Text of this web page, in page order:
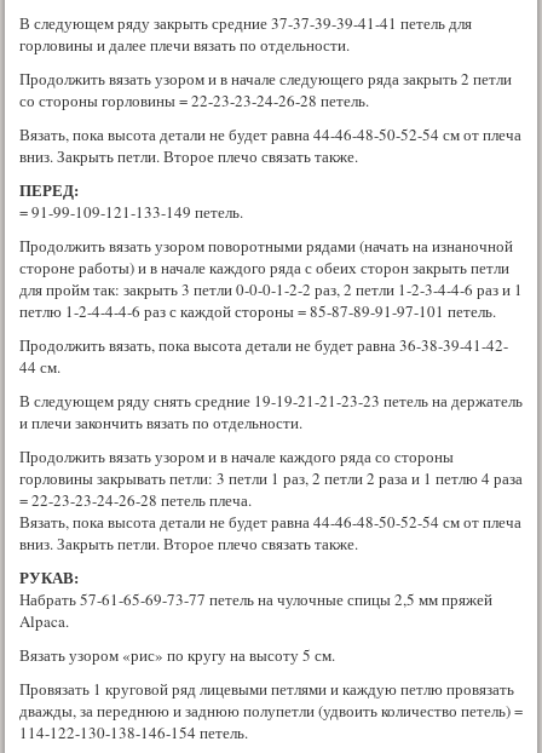
В следующем ряду закрыть средние 37-37-39-39-41-41 петель для
горловины и далее плечи вязать по отдельности.
Продолжить вязать узором и в начале следующего ряда закрыть 2 петли
со стороны горловины = 22-23-23-24-26-28 петель.
Вязать, пока высота детали не будет равна 44-46-48-50-52-54 см от плеча
вниз. Закрыть петли. Второе плечо связать также.
ПЕРЕД:
= 91-99-109-121-133-149 петель.
Продолжить вязать узором поворотными рядами (начать на изнаночной
стороне работы) и в начале каждого ряда с обеих сторон закрыть петли
для пройм так: закрыть 3 петли 0-0-0-1-2-2 раз, 2 петли 1-2-3-4-4-6 раз и 1
петлю 1-2-4-4-4-6 раз с каждой стороны = 85-87-89-91-97-101 петель.
Продолжить вязать, пока высота детали не будет равна 36-38-39-41-42-
44 см.
В следующем ряду снять средние 19-19-21-21-23-23 петель на держатель
и плечи закончить вязать по отдельности.
Продолжить вязать узором и в начале каждого ряда со стороны
горловины закрывать петли: 3 петли 1 раз, 2 петли 2 раза и 1 петлю 4 раза
= 22-23-23-24-26-28 петель плеча.
Вязать, пока высота детали не будет равна 44-46-48-50-52-54 см от плеча
вниз. Закрыть петли. Второе плечо связать также.
РУКАВ:
Набрать 57-61-65-69-73-77 петель на чулочные спицы 2,5 мм пряжей
Alpaca.
Вязать узором «рис» по кругу на высоту 5 см.
Провязать 1 круговой ряд лицевыми петлями и каждую петлю провязать
дважды, за переднюю и заднюю полупетли (удвоить количество петель) =
114-122-130-138-146-154 петель.